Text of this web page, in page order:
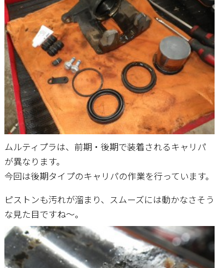
ムルティプラは、前期・後期で装着されるキャリパ
が異なります。
今回は後期タイプのキャリパの作業を行っています。
ピストンも汚れが溜まり、スムーズには動かなさそう
な見た目ですね～。